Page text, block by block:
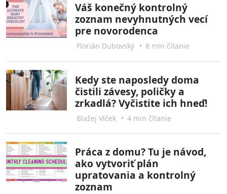
Váš konečný kontrolný
zoznam nevyhnutných vecí
pre novorodenca
Florián Dubovský • 8 min čítanie
Kedy ste naposledy doma
čistili závesy, poličky a
zrkadlá? Vyčistite ich hneď!
Blažej Vlček • 4 min čítanie
Práca z domu? Tu je návod,
ako vytvoriť plán
upratovania a kontrolný
zoznam